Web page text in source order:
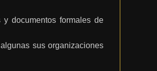
y documentos formales de
sus organizaciones